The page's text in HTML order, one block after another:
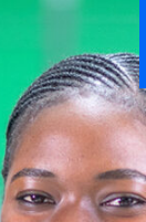
Aller au contenu
Taille du texte